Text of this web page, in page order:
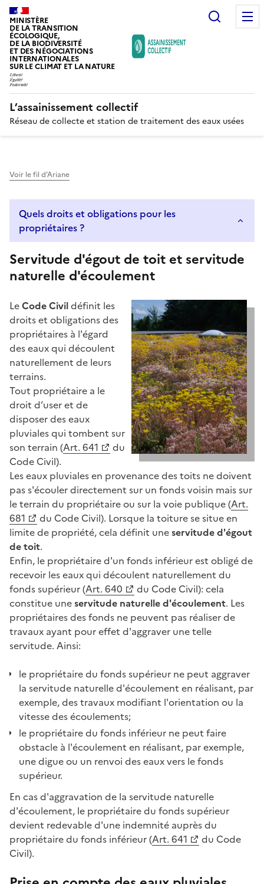
MINISTÈRE
DE LA TRANSITION
ÉCOLOGIQUE,
DE LA BIODIVERSITÉ
ET DES NÉGOCIATIONS
INTERNATIONALES
SUR LE CLIMAT ET LA NATURE
L’assainissement collectif
Réseau de collecte et station de traitement des eaux usées
Voir le fil d’Ariane
Quels droits et obligations pour les
propriétaires ?
Servitude d'égout de toit et servitude
naturelle d'écoulement
LeCode Civildéfinit les
droits et obligations des
propriétaires à l'égard
des eaux qui découlent
naturellement de leurs
terrains.
Tout propriétaire a le
droit d’user et de
disposer des eaux
pluviales qui tombent sur
son terrain (Art. 641
du
Code Civil).
Les eaux pluviales en provenance des toits ne doivent
pas s'écouler directement sur un fonds voisin mais sur
le terrain du propriétaire ou sur la voie publique (Art.
681
du Code Civil). Lorsque la toiture se situe en
limite de propriété, cela définit uneservitude d'égout
de toit.
Enfin, le propriétaire d'un fonds inférieur est obligé de
recevoir les eaux qui découlent naturellement du
fonds supérieur (Art. 640
du Code Civil): cela
constitue uneservitude naturelle d'écoulement. Les
propriétaires des fonds ne peuvent pas réaliser de
travaux ayant pour effet d'aggraver une telle
servitude. Ainsi:
le propriétaire du fonds supérieur ne peut aggraver
la servitude naturelle d'écoulement en réalisant, par
exemple, des travaux modifiant l'orientation ou la
vitesse des écoulements;
le propriétaire du fonds inférieur ne peut faire
obstacle à l'écoulement en réalisant, par exemple,
une digue ou un renvoi des eaux vers le fonds
supérieur.
En cas d'aggravation de la servitude naturelle
d'écoulement, le propriétaire du fonds supérieur
devient redevable d'une indemnité auprès du
propriétaire du fonds inférieur (Art. 641
du Code
Civil).